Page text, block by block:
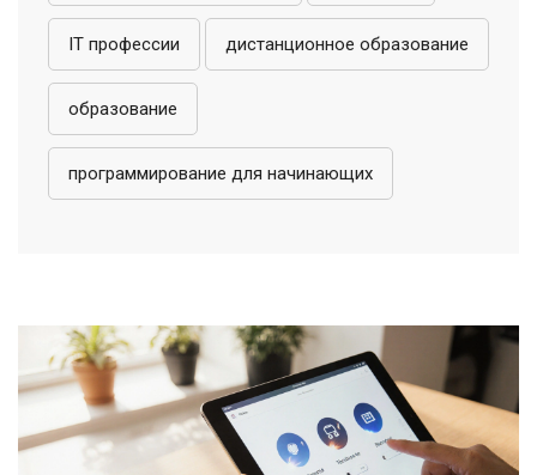
IT профессии дистанционное образование
образование
программирование для начинающих